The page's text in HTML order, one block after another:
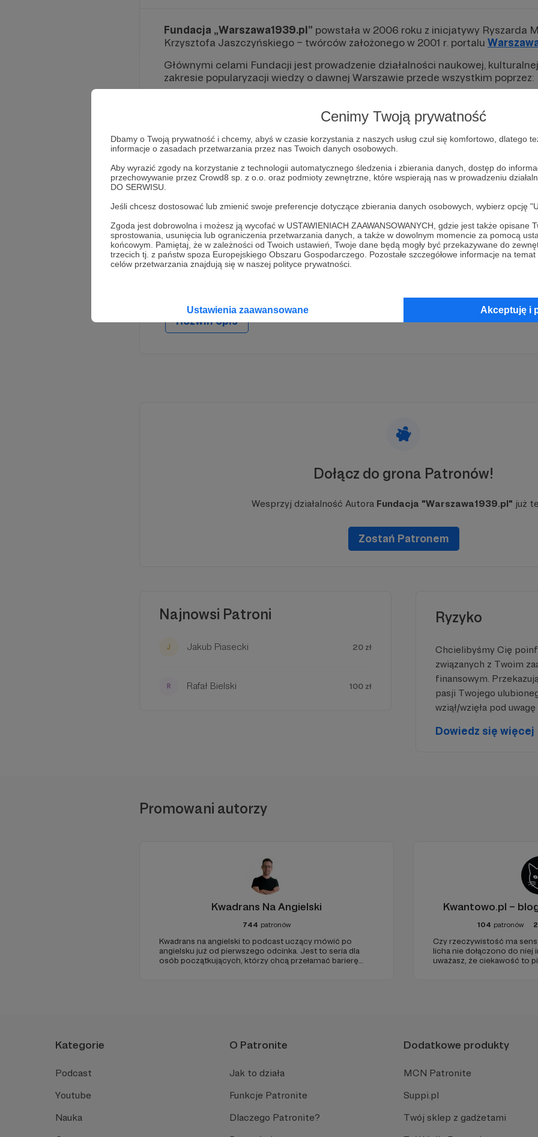
Cenimy Twoją prywatność
Dbamy o Twoją prywatność i chcemy, abyś w czasie korzystania z naszych usług czuł się komfortowo, dlatego
informacje o zasadach przetwarzania przez nas Twoich danych osobowych.
Aby wyrazić zgody na korzystanie z technologii automatycznego śledzenia i zbierania danych, dostęp do
przechowywanie przez Crowd8 sp. z o.o. oraz podmioty zewnętrzne, które wspierają nas w prowadzeniu
DO SERWISU.
Jeśli chcesz dostosować lub zmienić swoje preferencje dotyczące zbierania danych osobowych, wybierz opcję
Zgoda jest dobrowolna i możesz ją wycofać w USTAWIENIACH ZAAWANSOWANYCH, gdzie jest także opisane
sprostowania, usunięcia lub ograniczenia przetwarzania danych, a także w dowolnym momencie za pomocą
końcowym. Pamiętaj, że w zależności od Twoich ustawień, Twoje dane będą mogły być przekazywane do
trzecich tj. z państw spoza Europejskiego Obszaru Gospodarczego. Pozostałe szczegółowe informacje na
celów przetwarzania znajdują się w naszej polityce prywatności.
Ustawienia zaawansowane Akceptuję i
Fundacja „Warszawa1939.pl” powstała w 2006 roku z inicjatywy Ryszarda
Krzysztofa Jaszczyńskiego – twórców założonego w 2001 r. portalu
Głównymi celami Fundacji jest prowadzenie działalności naukowej,
zakresie popularyzacji wiedzy o dawnej Warszawie przede wszystkim poprzez:
historycznych zdjęć warszawskich budynków i budowli,
popularyzację wiedzy o historii Warszawy.
Fundacja stawia sobie także za cel gromadzenie w wersji elektronicznej
warszawskimi instytucjami oraz mieszkańcami miasta.
samorządowymi oraz innymi fundacjami i stowarzyszeniami o zbieżnych
Warszawy i jej architektury. Wśród nich znajdują się m.in. Archiwum
Narodowe Archiwum Cyfrowe, Dom Spotkań z Historią, Muzeum
Fundacja współpracuje także z varsavianistami, historykami sztuki oraz
varsavianów.
Rozwiń opis
Dołącz do grona Patronów!
Wesprzyj działalność Autora Fundacja "Warszawa1939.pl" już
Zostań Patronem
Najnowsi Patroni
Jakub Piasecki 20 zł
Rafał Bielski 100 zł
Ryzyko
Chcielibyśmy Cię
związanych z Twoim
finansowym.
pasji Twojego
wziął/wzięła pod
Dowiedz się więcej
Promowani autorzy
Kwadrans Na Angielski
744 patronów
Kwadrans na angielski to podcast uczący mówić po
angielsku już od pierwszego odcinka. Jest to seria dla
osób początkujących, którzy chcą przełamać barierę
Kwantowo.pl –
104 patronów
Czy rzeczywistość ma
licha nie dołączono do niej
uważasz, że ciekawość to
Kategorie
Podcast
Youtube
Nauka
O Patronite
Jak to działa
Funkcje Patronite
Dlaczego Patronite?
Dodatkowe produkty
MCN Patronite
Suppi.pl
Twój sklep z gadżetami